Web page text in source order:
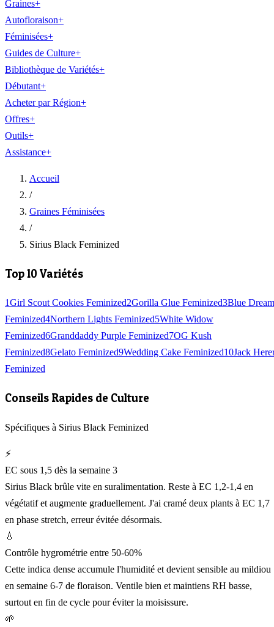
Graines+
Autofloraison+
Féminisées+
Guides de Culture+
Bibliothèque de Variétés+
Débutant+
Acheter par Région+
Offres+
Outils+
Assistance+
Accueil
/
Graines Féminisées
/
Sirius Black Feminized
Top 10 Variétés
1Girl Scout Cookies Feminized2Gorilla Glue Feminized3Blue Dream
Feminized4Northern Lights Feminized5White Widow
Feminized6Granddaddy Purple Feminized7OG Kush
Feminized8Gelato Feminized9Wedding Cake Feminized10Jack
Feminized
Conseils Rapides de Culture
Spécifiques à Sirius Black Feminized
⚡
EC sous 1,5 dès la semaine 3
Sirius Black brûle vite en suralimentation. Reste à EC 1,2-1,4 en
végétatif et augmente graduellement. J'ai cramé deux plants à EC 1,7
en phase stretch, erreur évitée désormais.
💧
Contrôle hygrométrie entre 50-60%
Cette indica dense accumule l'humidité et devient sensible au mildiou
en semaine 6-7 de floraison. Ventile bien et maintiens RH basse,
surtout en fin de cycle pour éviter la moisissure.
🌱